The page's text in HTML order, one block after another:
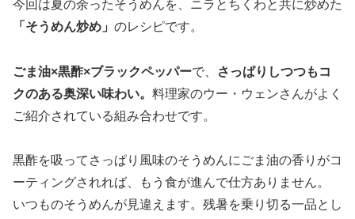
今回は夏の余ったそうめんを、ニラとちくわと共に炒めた
「そうめん炒め」 のレシピです。
ごま油×黒酢×ブラックペッパーで、
さっぱりしつつもコ
クのある奥深い味わい。 料理家のウー・ウェンさんがよく
ご紹介されている組み合わせです。
黒酢を吸ってさっぱり風味のそうめんにごま油の香りがコ
ーティングされれば、もう食が進んで仕方ありません。
いつものそうめんが見違えます。残暑を乗り切る一品とし